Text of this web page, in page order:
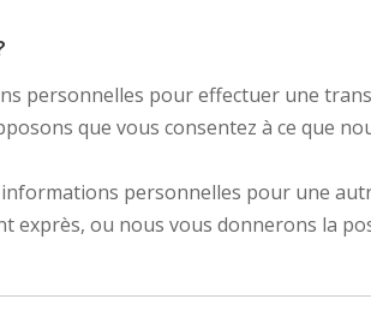
personnelles pour effectuer une
que vous consentez à ce que
personnelles pour une
exprès, ou nous vous donnerons la